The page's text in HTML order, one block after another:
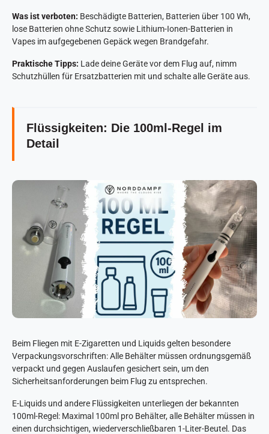
Was ist verboten: Beschädigte Batterien, Batterien über 100 Wh,
lose Batterien ohne Schutz sowie Lithium-Ionen-Batterien in
Vapes im aufgegebenen Gepäck wegen Brandgefahr.
Praktische Tipps: Lade deine Geräte vor dem Flug auf, nimm
Schutzhüllen für Ersatzbatterien mit und schalte alle Geräte aus.
Flüssigkeiten: Die 100ml-Regel im
Detail
Beim Fliegen mit E-Zigaretten und Liquids gelten besondere
Verpackungsvorschriften: Alle Behälter müssen ordnungsgemäß
verpackt und gegen Auslaufen gesichert sein, um den
Sicherheitsanforderungen beim Flug zu entsprechen.
E-Liquids und andere Flüssigkeiten unterliegen der bekannten
100ml-Regel: Maximal 100ml pro Behälter, alle Behälter müssen in
einen durchsichtigen, wiederverschließbaren 1-Liter-Beutel. Das